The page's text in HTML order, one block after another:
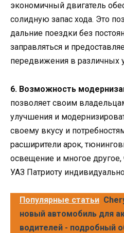
экономичный двигатель
солидную запас хода. Это
дальние поездки без
заправляться и
передвижения в различных
6. Возможность
позволяет своим
улучшения и
своему вкусу и
расширители арок,
освещение и многое
УАЗ Патриоту
Популярные статьи
новый автомобиль для
водителей - подробный